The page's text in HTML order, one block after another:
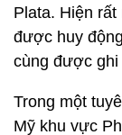
Plata. Hiện
được huy
cùng được ghi
Trong một
Mỹ khu vực